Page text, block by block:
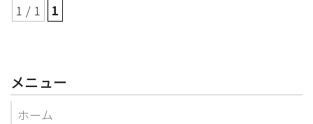
1 / 1 1
メニュー
ホーム